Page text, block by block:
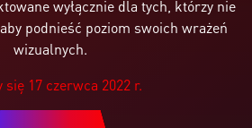
wyłącznie dla tych, którzy nie
podnieść poziom swoich wrażeń
wizualnych.
się 17 czerwca 2022 r.